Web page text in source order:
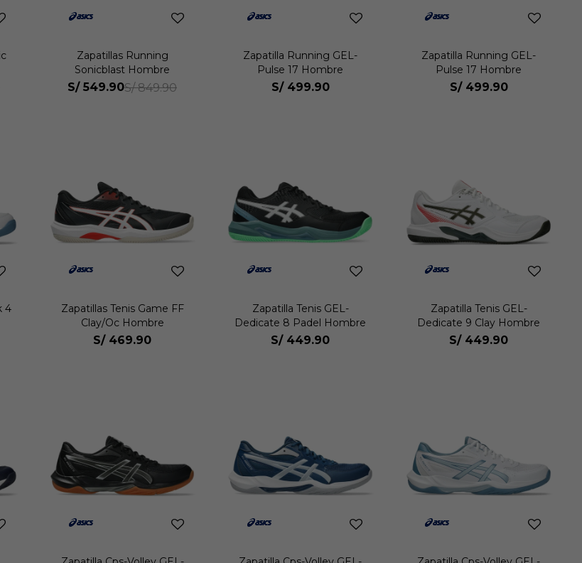
Zapatillas Running
Sonicblast Hombre
S/ 549.90S/ 849.90
Zapatilla Running GEL-
Pulse 17 Hombre
S/ 499.90
Zapatilla Running GEL-
Pulse 17 Hombre
S/ 499.90
4
Zapatillas Tenis Game FF
Clay/Oc Hombre
S/ 469.90
Zapatilla Tenis GEL-
Dedicate 8 Padel Hombre
S/ 449.90
Zapatilla Tenis GEL-
Dedicate 9 Clay Hombre
S/ 449.90